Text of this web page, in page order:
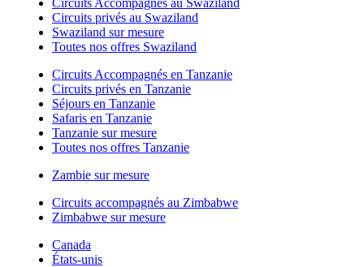
Circuits Accompagnés au Swaziland
Circuits privés au Swaziland
Swaziland sur mesure
Toutes nos offres Swaziland
Circuits Accompagnés en Tanzanie
Circuits privés en Tanzanie
Séjours en Tanzanie
Safaris en Tanzanie
Tanzanie sur mesure
Toutes nos offres Tanzanie
Zambie sur mesure
Circuits accompagnés au Zimbabwe
Zimbabwe sur mesure
Canada
États-unis